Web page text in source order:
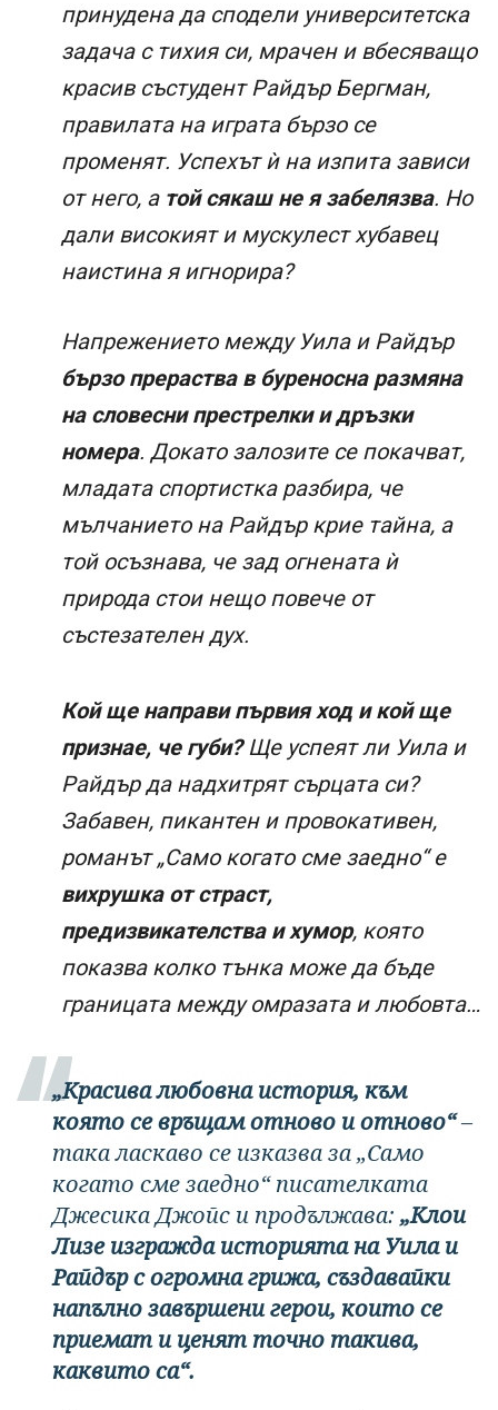
принудена да сподели университетска
задача с тихия си, мрачен и вбесяващо
красив състудент Райдър Бергман,
правилата на играта бързо се
променят. Успехът ѝ на изпита зависи
от него, а той сякаш не я забелязва. Но
дали високият и мускулест хубавец
наистина я игнорира?
Напрежението между Уила и Райдър
бързо прераства в буреносна размяна
на словесни престрелки и дръзки
номера. Докато залозите се покачват,
младата спортистка разбира, че
мълчанието на Райдър крие тайна, а
той осъзнава, че зад огнената ѝ
природа стои нещо повече от
състезателен дух.
Кой ще направи първия ход и кой ще
признае, че губи?Ще успеят ли Уила и
Райдър да надхитрят сърцата си?
Забавен, пикантен и провокативен,
романът „Само когато сме заедно“ е
вихрушка от страст,
предизвикателства и хумор, която
показва колко тънка може да бъде
границата между омразата и любовта…
„Красива любовна история, към
която се връщам отново и отново“–
така ласкаво се изказва за „Само
когато сме заедно“ писателката
Джесика Джойс и продължава: „Клои
Лизе изгражда историята на Уила и
Райдър с огромна грижа, създавайки
напълно завършени герои, които се
приемат и ценят точно такива,
каквито са“.